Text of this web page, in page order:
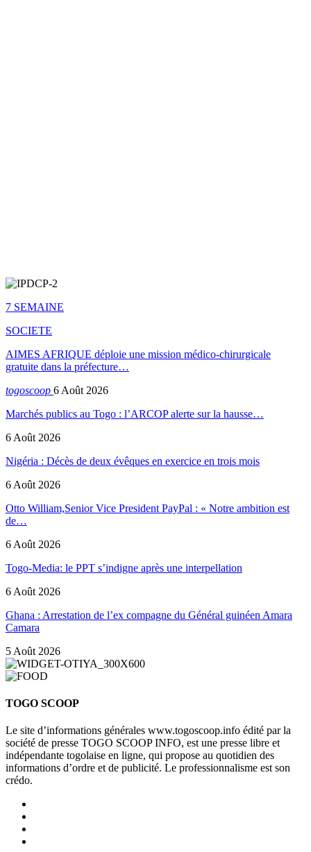
7 SEMAINE
SOCIETE
AIMES AFRIQUE déploie une mission médico-chirurgicale
gratuite dans la préfecture…
togoscoop 6 Août 2026
Marchés publics au Togo : l’ARCOP alerte sur la hausse…
6 Août 2026
Nigéria : Décès de deux évêques en exercice en trois mois
6 Août 2026
Otto William,Senior Vice President PayPal : « Notre ambition est
de…
6 Août 2026
Togo-Media: le PPT s’indigne après une interpellation
6 Août 2026
Ghana : Arrestation de l’ex compagne du Général guinéen Amara
Camara
5 Août 2026
TOGO SCOOP
Le site d’informations générales www.togoscoop.info édité par la
société de presse TOGO SCOOP INFO, est une presse libre et
indépendante togolaise en ligne, qui propose au quotidien des
informations d’ordre et de publicité. Le professionnalisme est son
crédo.